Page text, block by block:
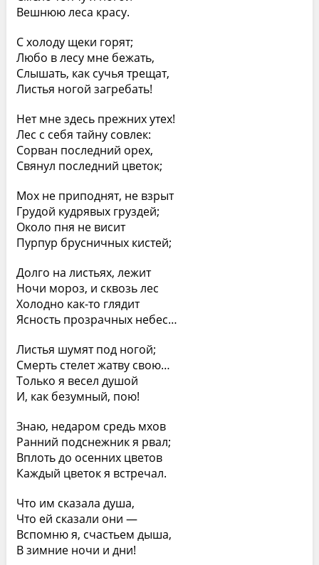
Вешнюю леса красу.
С холоду щеки горят;
Любо в лесу мне бежать,
Слышать, как сучья трещат,
Листья ногой загребать!
Нет мне здесь прежних утех!
Лес с себя тайну совлек:
Сорван последний орех,
Свянул последний цветок;
Мох не приподнят, не взрыт
Грудой кудрявых груздей;
Около пня не висит
Пурпур брусничных кистей;
Долго на листьях, лежит
Ночи мороз, и сквозь лес
Холодно как-то глядит
Ясность прозрачных небес…
Листья шумят под ногой;
Смерть стелет жатву свою…
Только я весел душой
И, как безумный, пою!
Знаю, недаром средь мхов
Ранний подснежник я рвал;
Вплоть до осенних цветов
Каждый цветок я встречал.
Что им сказала душа,
Что ей сказали они —
Вспомню я, счастьем дыша,
В зимние ночи и дни!